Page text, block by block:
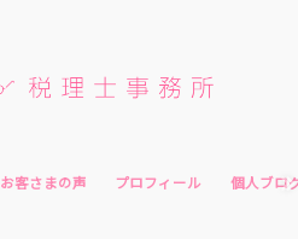
お客さまの声 プロフィール 個人ブロ